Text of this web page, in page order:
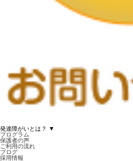
発達障がいとは？
▼
プログラム
保護者の声
ご利用の流れ
ブログ
採用情報